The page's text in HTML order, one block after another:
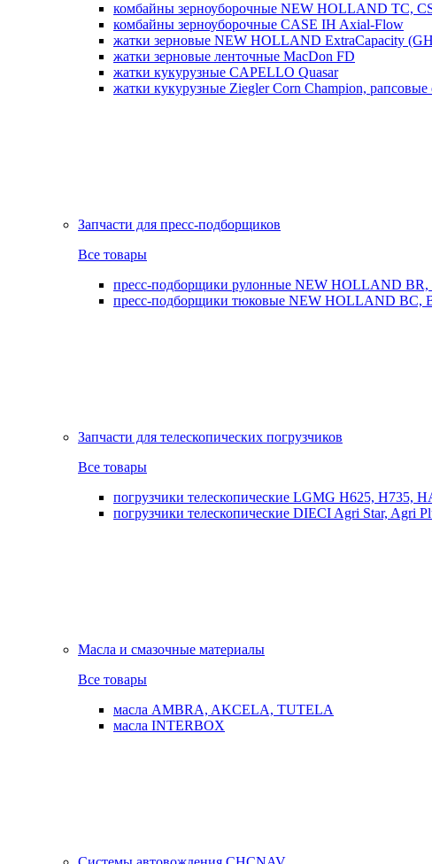
комбайны зерноуборочные NEW HOLLAND TC,
комбайны зерноуборочные CASE IH Axial-Flow
жатки зерновые NEW HOLLAND ExtraCapacity
жатки зерновые ленточные MacDon FD
жатки кукурузные CAPELLO Quasar
жатки кукурузные Ziegler Corn Champion,
Запчасти для пресс-подборщиков
Все товары
пресс-подборщики рулонные NEW HOLLAND BR,
пресс-подборщики тюковые NEW HOLLAND BC,
Запчасти для телескопических погрузчиков
Все товары
погрузчики телескопические LGMG H625, H735,
погрузчики телескопические DIECI Agri Star, Agri
Масла и смазочные материалы
Все товары
масла AMBRA, AKCELA, TUTELA
масла INTERBOX